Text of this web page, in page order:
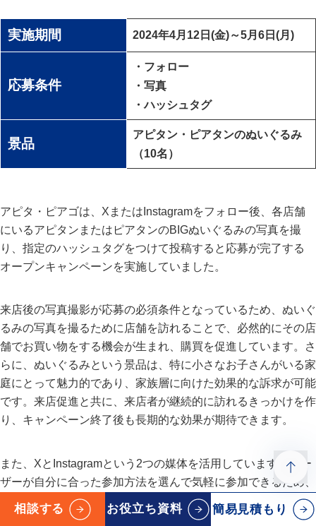
実施期間 2024年4月12日(金)～5月6日(月)
応募条件
・フォロー
・写真
・ハッシュタグ
景品
アピタン・ピアタンのぬいぐるみ
（10名）
アピタ・ピアゴは、XまたはInstagramをフォロー後、各店舗
にいるアピタンまたはピアタンのBIGぬいぐるみの写真を撮
り、指定のハッシュタグをつけて投稿すると応募が完了する
オープンキャンペーンを実施していました。
来店後の写真撮影が応募の必須条件となっているため、ぬいぐ
るみの写真を撮るために店舗を訪れることで、必然的にその店
舗でお買い物をする機会が生まれ、購買を促進しています。さ
らに、ぬいぐるみという景品は、特に小さなお子さんがいる家
庭にとって魅力的であり、家族層に向けた効果的な訴求が可能
です。来店促進と共に、来店者が継続的に訪れるきっかけを作
り、キャンペーン終了後も長期的な効果が期待できます。
また、XとInstagramという2つの媒体を活用しています。ユー
ザーが自分に合った参加方法を選んで気軽に参加できるため、
応募者の敷居が低くなり、応募者数の増加が期待できます。
相談する お役立ち資料 簡易見積もり